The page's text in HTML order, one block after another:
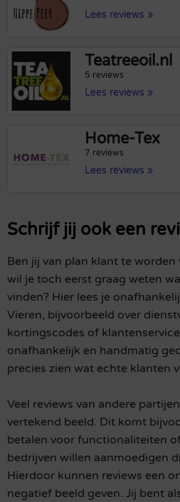
Lees reviews »
Teatreeoil.nl
5 reviews
Lees reviews »
Home-Tex
7 reviews
Lees reviews »
Schrijf jij ook een
Ben jij van plan klant te worden
wil je toch eerst graag weten
vinden? Hier lees je
Vieren, bijvoorbeeld over
kortingscodes of
onafhankelijk en handmatig
precies zien wat echte klanten
Veel reviews van andere
vertekend beeld. Dit komt
betalen voor functionaliteiten
bedrijven willen aanmoedigen
Hierdoor kunnen reviews een
negatief beeld geven. Jij bent